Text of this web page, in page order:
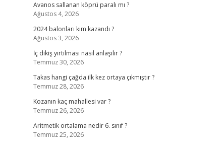
Avanos sallanan köprü paralı mı ?
Ağustos 4, 2026
2024 balonları kim kazandı ?
Ağustos 3, 2026
İç dikiş yırtılması nasıl anlaşılır ?
Temmuz 30, 2026
Takas hangi çağda ilk kez ortaya çıkmıştır ?
Temmuz 28, 2026
Kozanın kaç mahallesi var ?
Temmuz 26, 2026
Aritmetik ortalama nedir 6. sınıf ?
Temmuz 25, 2026